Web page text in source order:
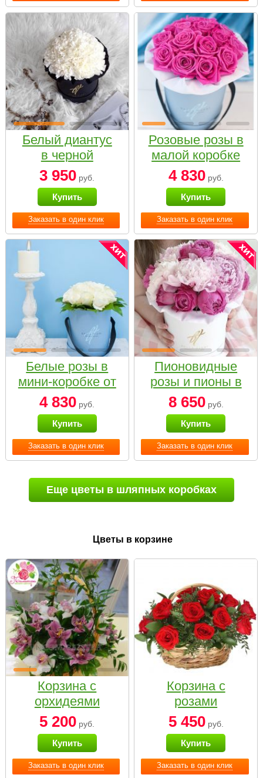
Заказать в один клик
Белый диантус
в черной
коробке Small
3 950 руб.
Купить
Заказать в один клик
Розовые розы в
малой коробке
4 830руб.
Купить
Заказать в один клик
Белые розы в
мини-коробке от
Bella Fiori
4 830 руб.
Купить
Заказать в один клик
Пионовидные
розы и пионы в
белой коробке
Small
8 650руб.
Купить
Еще цветы в шляпных коробках
Цветы в корзине
Заказать в один клик
Корзина с
орхидеями
малая
5 200 руб.
Купить
Заказать в один клик
Корзина с
розами
«Красный
Париж»
5 450руб.
Купить